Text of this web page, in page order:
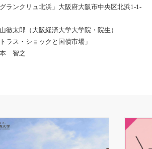
クリュ北浜」大阪府大阪市中央区北浜1-1-
郎（大阪経済大学大学院・院生）
ス・ショックと国債市場」
智之